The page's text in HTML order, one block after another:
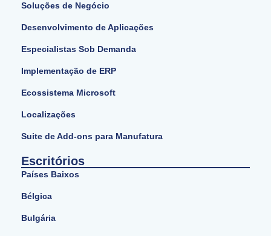
Soluções de Negócio
Desenvolvimento de Aplicações
Especialistas Sob Demanda
Implementação de ERP
Ecossistema Microsoft
Localizações
Suite de Add-ons para Manufatura
Escritórios
Países Baixos
Bélgica
Bulgária